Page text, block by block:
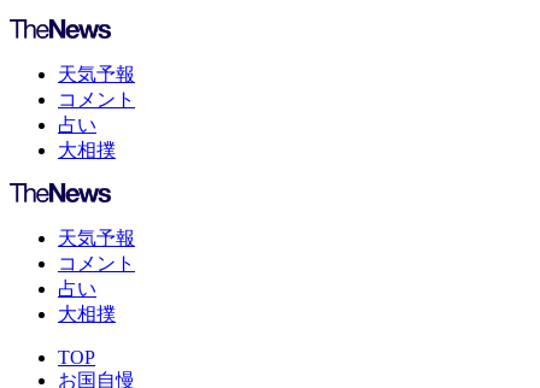
天気予報
コメント
占い
大相撲
天気予報
コメント
占い
大相撲
TOP
お国自慢